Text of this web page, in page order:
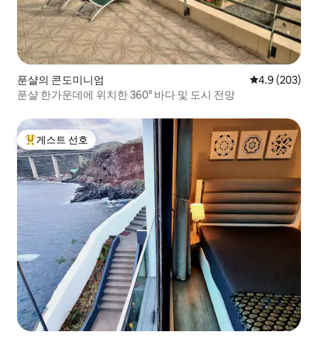
푼샬의 콘도미니엄 평점 4.9점(5
4.9 (203)
푼샬 한가운데에 위치한 360° 바다 및 도시 전망
상위 게스트 선호
게스트 선호